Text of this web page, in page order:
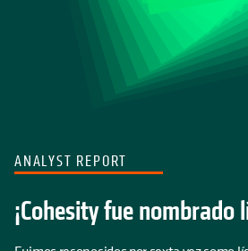
¡Cohesity fue nombrado
Magic Quadrant™ 2025 para plataformas